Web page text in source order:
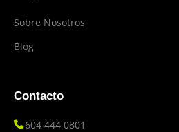
Sobre Nosotros
Blog
Contacto
604 444 0801